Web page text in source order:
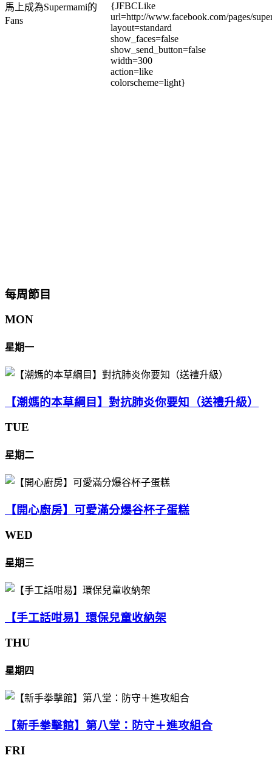
馬上成為Supermami的
Fans
{JFBCLike
url=http://www.facebook.com/pages/
layout=standard
show_faces=false
show_send_button=false
width=300
action=like
colorscheme=light}
每周節目
MON
星期一
【潮媽的本草綱目】對抗肺炎你要知（送禮升級）
TUE
星期二
【開心廚房】可愛滿分爆谷杯子蛋糕
WED
星期三
【手工話咁易】環保兒童收納架
THU
星期四
【新手拳擊館】第八堂：防守＋進攻組合
FRI